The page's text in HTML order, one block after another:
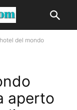
del mondo
aperto